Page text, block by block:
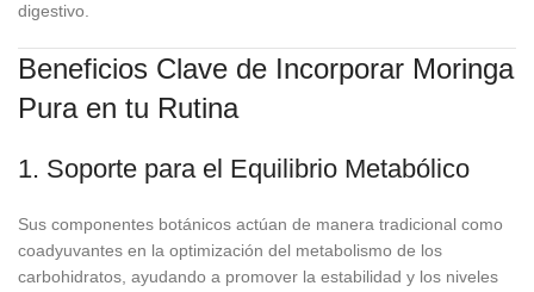
digestivo.
Beneficios Clave de Incorporar Moringa
Pura en tu Rutina
1. Soporte para el Equilibrio Metabólico
Sus componentes botánicos actúan de manera tradicional como
coadyuvantes en la optimización del metabolismo de los
carbohidratos, ayudando a promover la estabilidad y los niveles